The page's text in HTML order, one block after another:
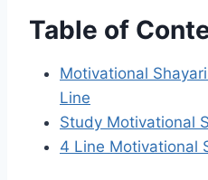
Table of
Motivational
Line
Study Motivational
4 Line Motivational